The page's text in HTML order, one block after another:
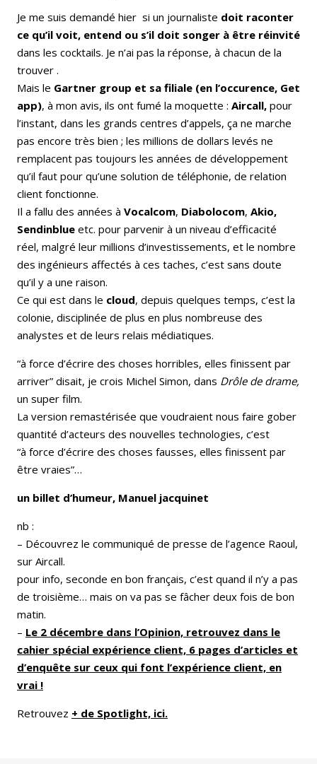
Je me suis demandé hier si un journaliste doit raconter
ce qu’il voit, entend ou s’il doit songer à être réinvité
dans les cocktails. Je n’ai pas la réponse, à chacun de la
trouver .
Mais le Gartner group et sa filiale (en l’occurence, Get
app), à mon avis, ils ont fumé la moquette : Aircall, pour
l’instant, dans les grands centres d’appels, ça ne marche
pas encore très bien ; les millions de dollars levés ne
remplacent pas toujours les années de développement
qu’il faut pour qu’une solution de téléphonie, de relation
client fonctionne.
Il a fallu des années à Vocalcom, Diabolocom, Akio,
Sendinblue etc. pour parvenir à un niveau d’efficacité
réel, malgré leur millions d’investissements, et le nombre
des ingénieurs affectés à ces taches, c’est sans doute
qu’il y a une raison.
Ce qui est dans le cloud, depuis quelques temps, c’est la
colonie, disciplinée de plus en plus nombreuse des
analystes et de leurs relais médiatiques.
“à force d’écrire des choses horribles, elles finissent par
arriver” disait, je crois Michel Simon, dans Drôle de drame,
un super film.
La version remastérisée que voudraient nous faire gober
quantité d’acteurs des nouvelles technologies, c’est
“à force d’écrire des choses fausses, elles finissent par
être vraies”…
un billet d’humeur, Manuel jacquinet
nb :
– Découvrez le communiqué de presse de l’agence Raoul,
sur Aircall.
pour info, seconde en bon français, c’est quand il n’y a pas
de troisième… mais on va pas se fâcher deux fois de bon
matin.
– Le 2 décembre dans l’Opinion, retrouvez dans le
cahier spécial expérience client, 6 pages d’articles et
d’enquête sur ceux qui font l’expérience client, en
vrai !
Retrouvez + de Spotlight, ici.